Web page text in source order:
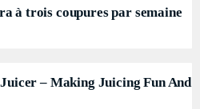
carousels of Podcasts, Articles and
Curabitur id lacus felis. Sed
pellentesque varius mauris. Sed eu
sodales.
à trois coupures par semaine
– Making Juicing Fun And